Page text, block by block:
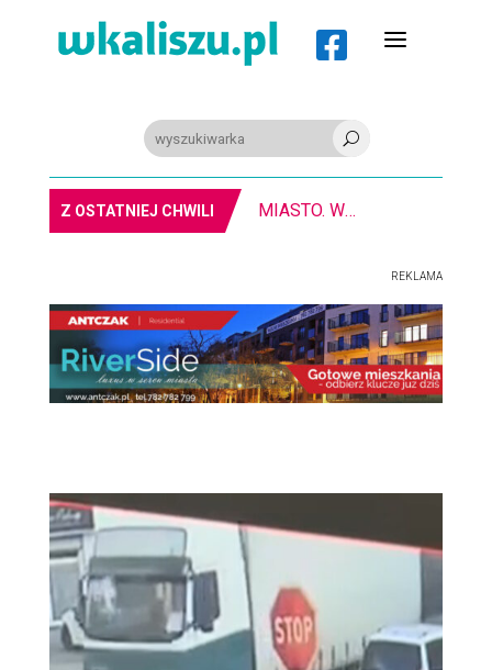
 a
U
Z OSTATNIEJ CHWILI 8-11.8. Warsztaty pisania ikon w Pałacu Lipskich
REKLAMA